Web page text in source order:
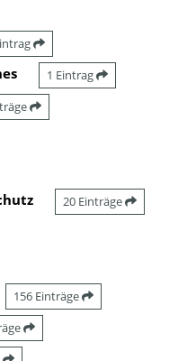
1 Eintrag
20 Einträge
156 Einträge